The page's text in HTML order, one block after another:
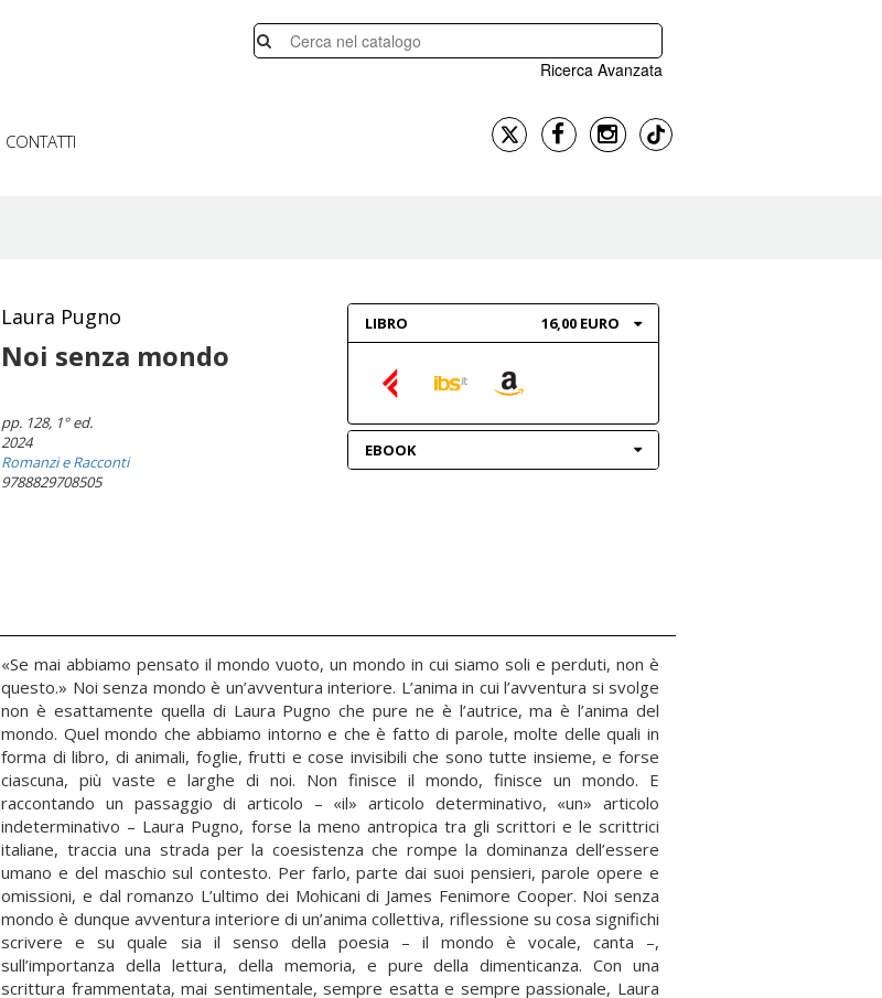
Ricerca Avanzata
CONTATTI
Laura Pugno
Noi senza mondo
pp. 128, 1° ed.
2024
Romanzi e Racconti
9788829708505
LIBRO 16,00 EURO
EBOOK
«Se mai abbiamo pensato il mondo vuoto, un mondo in cui siamo soli e perduti, non è
questo.» Noi senza mondo è un’avventura interiore. L’anima in cui l’avventura si svolge
non è esattamente quella di Laura Pugno che pure ne è l’autrice, ma è l’anima del
mondo. Quel mondo che abbiamo intorno e che è fatto di parole, molte delle quali in
forma di libro, di animali, foglie, frutti e cose invisibili che sono tutte insieme, e forse
ciascuna, più vaste e larghe di noi. Non finisce il mondo, finisce un mondo. E
raccontando un passaggio di articolo – «il» articolo determinativo, «un» articolo
indeterminativo – Laura Pugno, forse la meno antropica tra gli scrittori e le scrittrici
italiane, traccia una strada per la coesistenza che rompe la dominanza dell’essere
umano e del maschio sul contesto. Per farlo, parte dai suoi pensieri, parole opere e
omissioni, e dal romanzo L’ultimo dei Mohicani di James Fenimore Cooper. Noi senza
mondo è dunque avventura interiore di un’anima collettiva, riflessione su cosa significhi
scrivere e su quale sia il senso della poesia – il mondo è vocale, canta –,
sull’importanza della lettura, della memoria, e pure della dimenticanza. Con una
scrittura frammentata, mai sentimentale, sempre esatta e sempre passionale, Laura